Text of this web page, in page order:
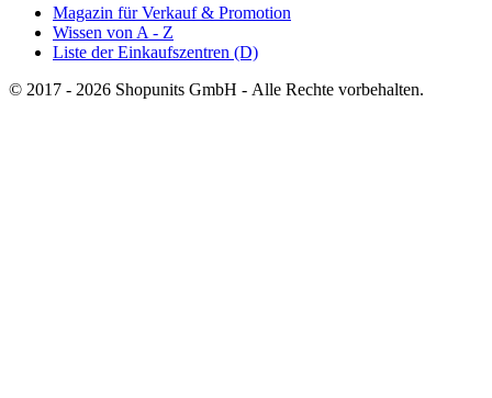
Magazin für Verkauf & Promotion
Wissen von A - Z
Liste der Einkaufszentren (D)
© 2017 - 2026 Shopunits GmbH - Alle Rechte vorbehalten.